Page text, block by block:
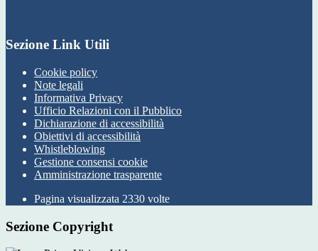
Sezione Link Utili
Cookie policy
Note legali
Informativa Privacy
Ufficio Relazioni con il Pubblico
Dichiarazione di accessibilità
Obiettivi di accessibilità
Whistleblowing
Gestione consensi cookie
Amministrazione trasparente
Pagina visualizzata 2330 volte
Sezione Copyright